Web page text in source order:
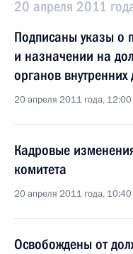
20 апреля 2011
Подписаны указы о
и назначении на
органов внутренних
20 апреля 2011 года, 12:00
Кадровые
комитета
20 апреля 2011 года, 10:40
Освобождены от